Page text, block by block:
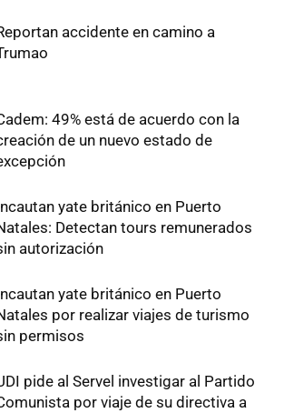
accidente en camino a
49% está de acuerdo con la
de un nuevo estado de
yate británico en Puerto
Detectan tours remunerados
autorización
yate británico en Puerto
por realizar viajes de turismo
permisos
pide al Servel investigar al Partido
por viaje de su directiva a